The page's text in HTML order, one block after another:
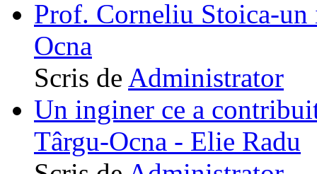
Prof. Corneliu Stoica-
Ocna
Scris de Administrator
Un inginer ce a
Târgu-Ocna - Elie Radu